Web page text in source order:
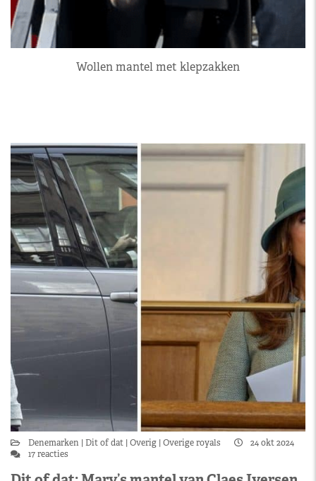
Wollen mantel met klepzakken
Denemarken Dit of dat Overig Overige royals
24 okt 2024
17 reacties